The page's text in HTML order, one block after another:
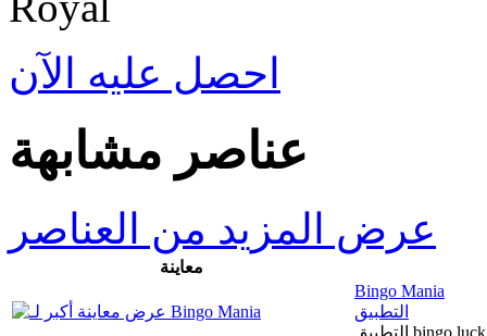
احصل عليه الآن
عناصر مشابهة
عرض المزيد من العناصر
معاينة
Bingo Mania
التطبيق